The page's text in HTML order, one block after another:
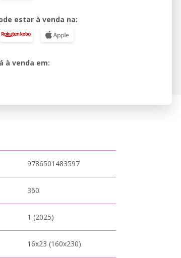
estar à venda na:
à venda em:
9786501483597
360
1 (2025)
16x23 (160x230)